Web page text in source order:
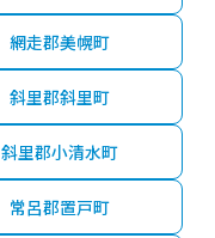
網走郡美幌町
斜里郡斜里町
斜里郡小清水町
常呂郡置戸町